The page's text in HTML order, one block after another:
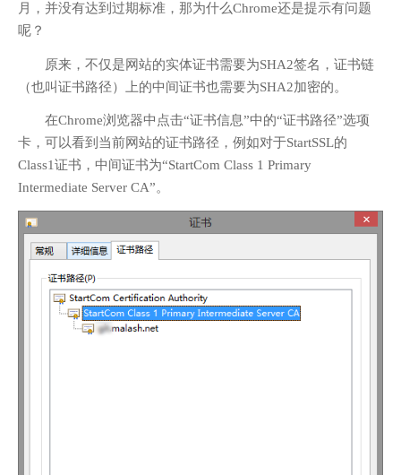
月，并没有达到过期标准，那为什么Chrome还是提示有问题
呢？
原来，不仅是网站的实体证书需要为SHA2签名，证书链
（也叫证书路径）上的中间证书也需要为SHA2加密的。
在Chrome浏览器中点击“证书信息”中的“证书路径”选项
卡，可以看到当前网站的证书路径，例如对于StartSSL的
Class1证书，中间证书为“StartCom Class 1 Primary
Intermediate Server CA”。